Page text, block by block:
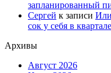
запланированный
Сергей к записи
сок у себя в квартале
Архивы
Август 2026